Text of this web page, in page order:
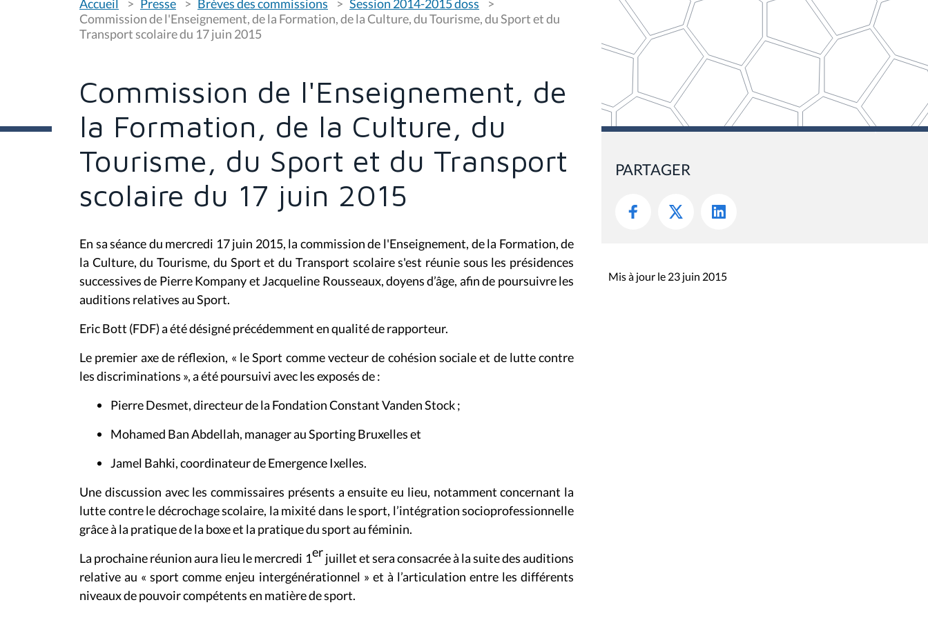
o
u
s
ê
c
:
Accueil Presse Brèves des commissions
Session 2014-2015 doss
Commission de l'Enseignement, de la Formation, de la Culture, du Tourisme, du Sport et du
Transport scolaire du 17 juin 2015
Commission de l'Enseignement, de
la Formation, de la Culture, du
Tourisme, du Sport et du Transport
scolaire du 17 juin 2015
En sa séance du mercredi 17 juin 2015, la commission de l'Enseignement, de la Formation, de
la Culture, du Tourisme, du Sport et du Transport scolaire s'est réunie sous les présidences
successives de Pierre Kompany et Jacqueline Rousseaux, doyens d’âge, afin de poursuivre les
auditions relatives au Sport.
Eric Bott (FDF) a été désigné précédemment en qualité de rapporteur.
Le premier axe de réflexion, « le Sport comme vecteur de cohésion sociale et de lutte contre
les discriminations », a été poursuivi avec les exposés de :
Pierre Desmet, directeur de la Fondation Constant Vanden Stock ;
Mohamed Ban Abdellah, manager au Sporting Bruxelles et
Jamel Bahki, coordinateur de Emergence Ixelles.
Une discussion avec les commissaires présents a ensuite eu lieu, notamment concernant la
lutte contre le décrochage scolaire, la mixité dans le sport, l’intégration socioprofessionnelle
grâce à la pratique de la boxe et la pratique du sport au féminin.
La prochaine réunion aura lieu le mercredi 1er juillet et sera consacrée à la suite des auditions
relative au « sport comme enjeu intergénérationnel » et à l’articulation entre les différents
niveaux de pouvoir compétents en matière de sport.
PARTAGER
Mis à jour le 23 juin 2015